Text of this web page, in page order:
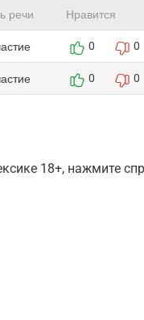
речи Нравится
0 0
0 0
18+, нажмите